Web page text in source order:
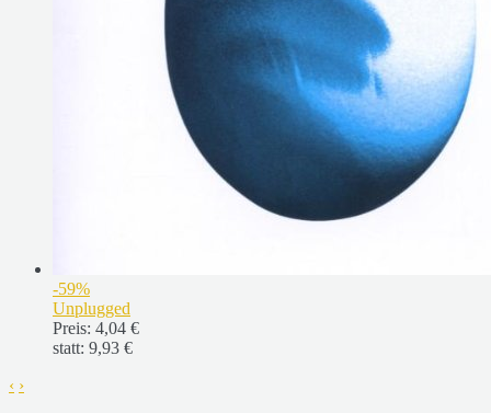
-59%
Unplugged
Preis: 4,04 €
statt: 9,93 €
‹ ›